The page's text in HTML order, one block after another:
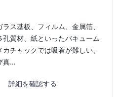
ス基板、フィルム、金属箔、
孔質材、紙といったバキューム
チャックでは吸着が難しい、
真…
詳細を確認する